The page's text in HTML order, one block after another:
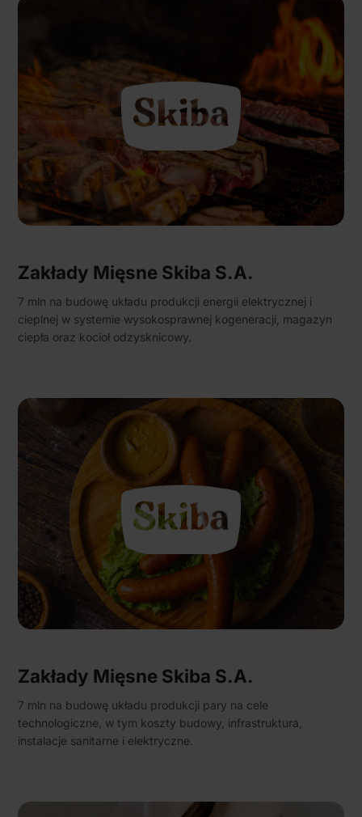
Zakłady Mięsne Skiba S.A.
7 mln na budowę układu produkcji energii elektrycznej i
cieplnej w systemie wysokosprawnej kogeneracji, magazyn
ciepła oraz kocioł odzysknicowy.
Zakłady Mięsne Skiba S.A.
7 mln na budowę układu produkcji pary na cele
technologiczne, w tym koszty budowy, infrastruktura,
instalacje sanitarne i elektryczne.